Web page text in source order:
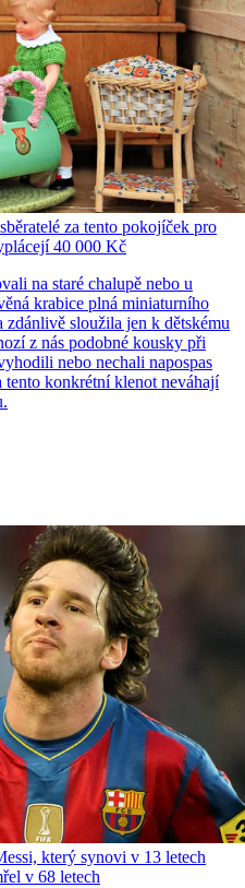
za tento pokojíček pro
40 000 Kč
na staré chalupě nebo u
krabice plná miniaturního
zdánlivě sloužila jen k dětskému
z nás podobné kousky při
nebo nechali napospas
tento konkrétní klenot neváhají
který synovi v 13 letech
v 68 letech